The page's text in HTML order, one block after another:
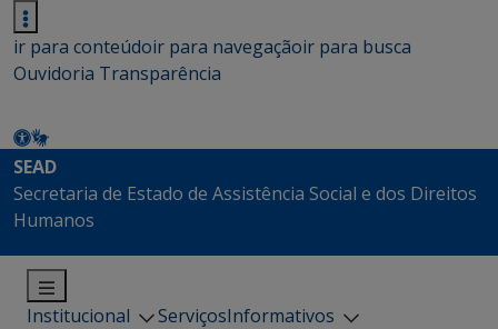
ir para conteúdoir para navegaçãoir para busca
Ouvidoria Transparência
SEAD
Secretaria de Estado de Assistência Social e dos Direitos
Humanos
Institucional ServiçosInformativos